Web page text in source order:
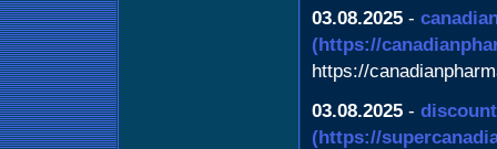
03.08.2025 -
(https://
https://
03.08.2025 -
(https://